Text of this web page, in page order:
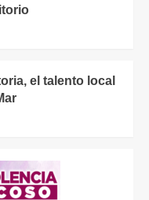
el talento local